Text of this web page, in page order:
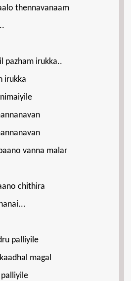
thennavanaam
pazham irukka..
irukka
vanna malar
chithira
palliyile
magal